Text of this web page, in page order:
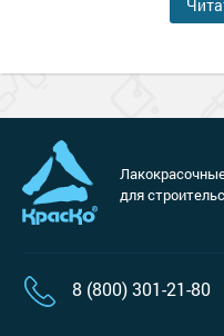
для
8 (800) 301-21-80